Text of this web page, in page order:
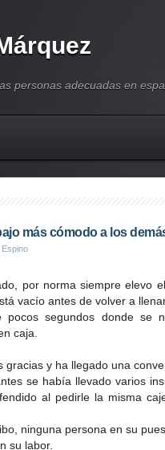
personas adecuadas en
más cómodo a los
Espino
por norma siempre elevo
vacío antes de volver a
pocos segundos donde se
caja.
gracias y ha llegado una
se había llevado varios
al pedirle la misma
ninguna persona en su
su labor.